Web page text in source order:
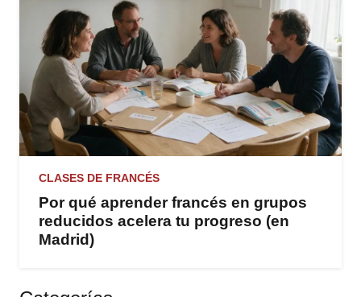
CLASES DE FRANCÉS
Por qué aprender francés en grupos
reducidos acelera tu progreso (en
Madrid)